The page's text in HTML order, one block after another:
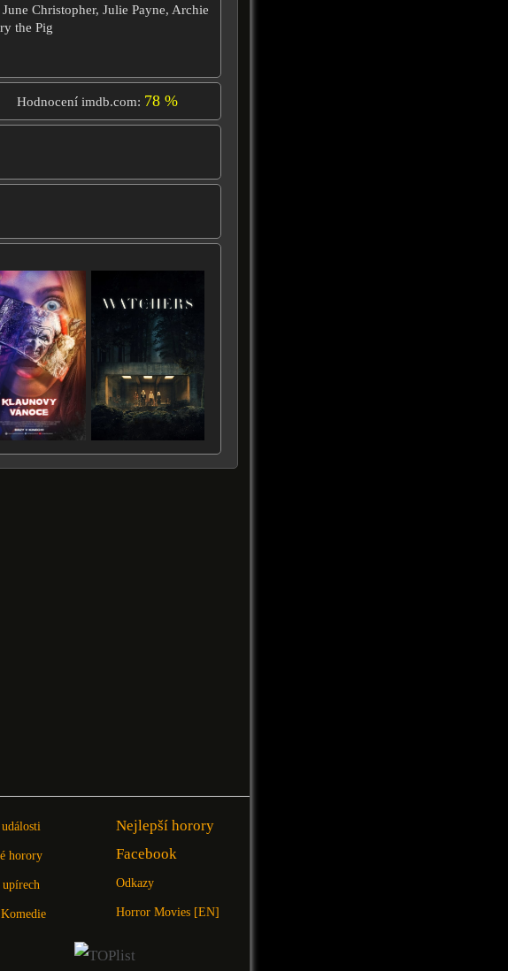
Christopher, Julie Payne, Archie
the Pig
Hodnocení imdb.com: 78 %
události
horory
Nejlepší horory
Facebook
Odkazy
Horror Movies [EN]